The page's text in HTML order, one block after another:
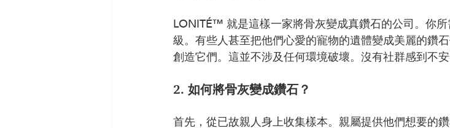
LONITÉ™ 就是這樣一家將骨灰變成真鑽石的公司。你
級。有些人甚至把他們心愛的寵物的遺體變成美麗的鑽
創造它們。這並不涉及任何環境破壞。沒有社群感到不安
2. 如何將骨灰變成鑽石？
首先，從已故親人身上收集樣本。親屬提供他們想要的